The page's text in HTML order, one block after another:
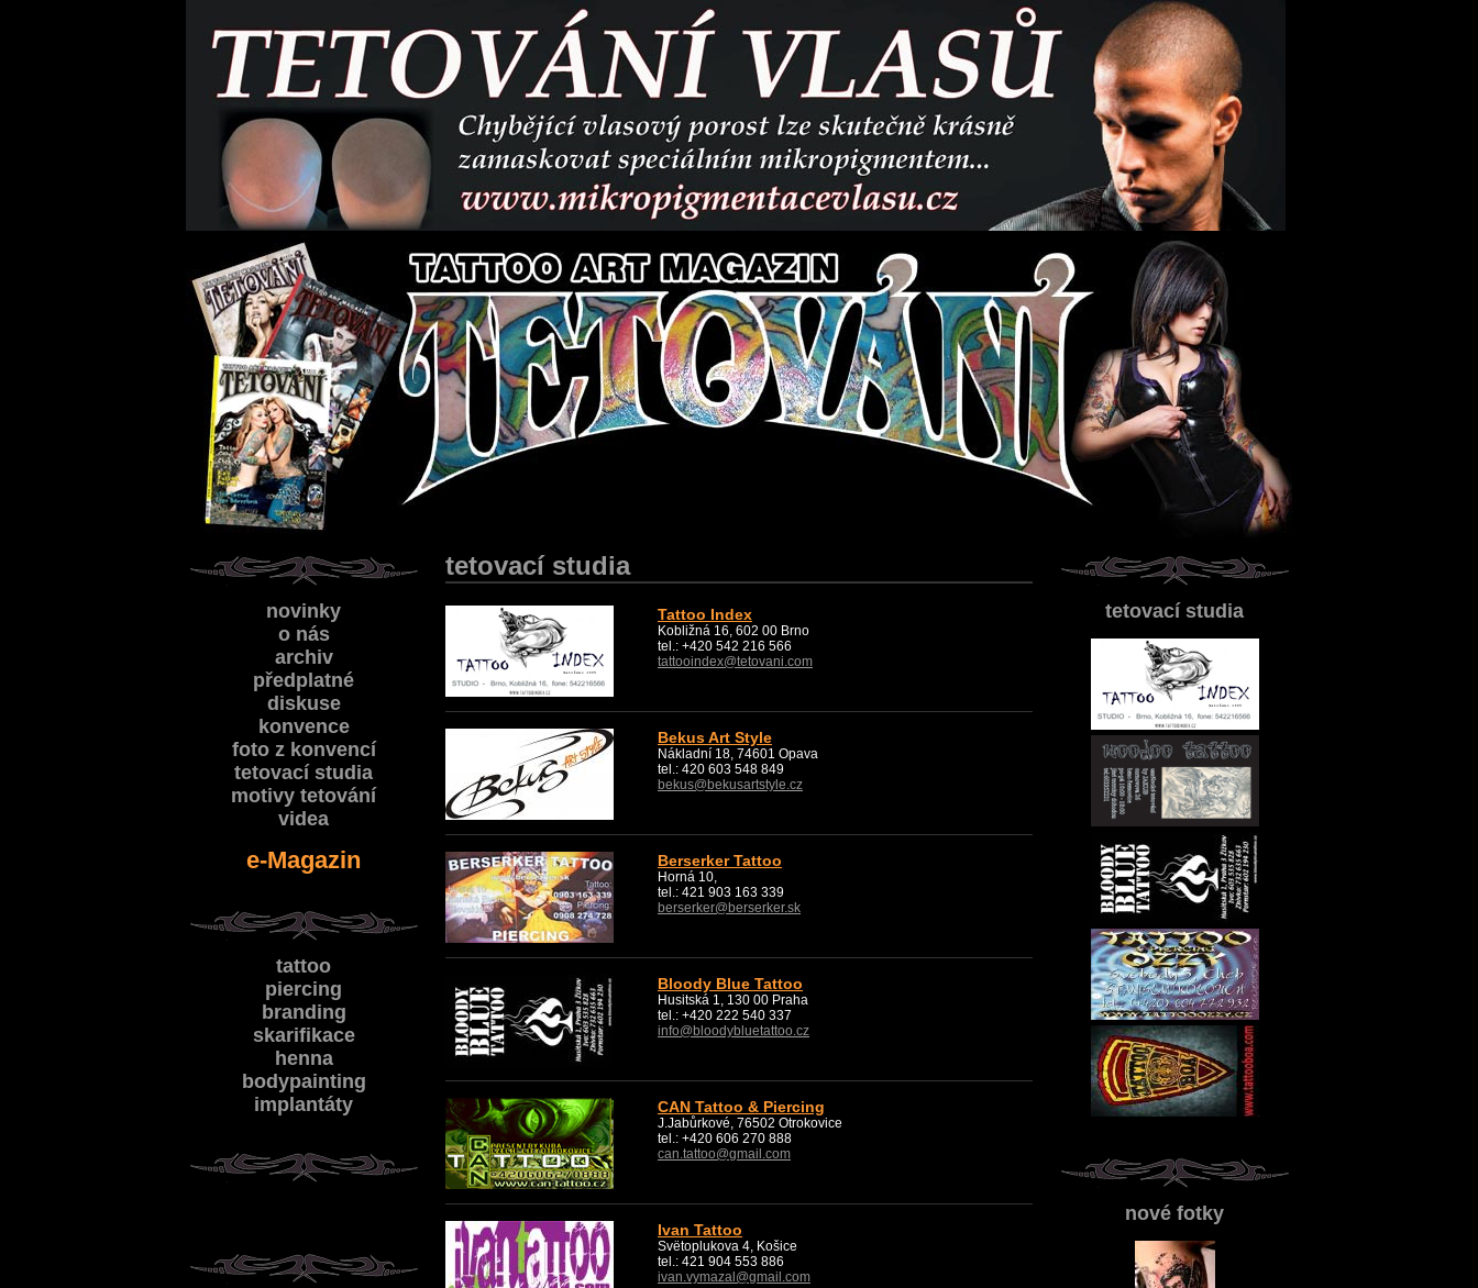
tetovací studia
Tattoo Index
Kobližná 16, 602 00 Brno
tel.: +420 542 216 566
tattooindex@tetovani.com
Bekus Art Style
Nákladní 18, 74601 Opava
tel.: 420 603 548 849
bekus@bekusartstyle.cz
Berserker Tattoo
Horná 10,
tel.: 421 903 163 339
berserker@berserker.sk
Bloody Blue Tattoo
Husitská 1, 130 00 Praha
tel.: +420 222 540 337
info@bloodybluetattoo.cz
CAN Tattoo & Piercing
J.Jabůrkové, 76502 Otrokovice
tel.: +420 606 270 888
can.tattoo@gmail.com
Ivan Tattoo
Svëtoplukova 4, Košice
tel.: 421 904 553 886
ivan.vymazal@gmail.com
tetovací studia
nové fotky
novinky
o nás
archiv
předplatné
diskuse
konvence
foto z konvencí
tetovací studia
motivy tetování
videa
e-Magazin
tattoo
piercing
branding
skarifikace
henna
bodypainting
implantáty